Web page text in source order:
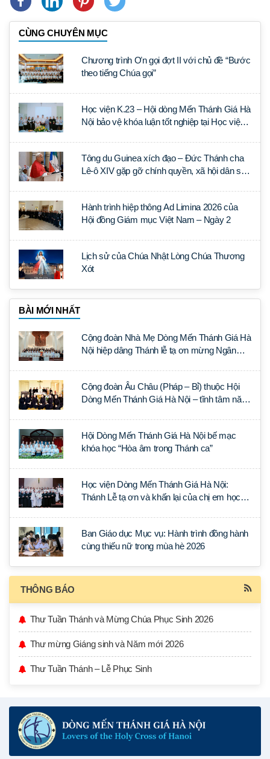
CÙNG CHUYÊN MỤC
Chương trình Ơn gọi đợt II với chủ đề “Bước
theo tiếng Chúa gọi”
Học viện K.23 – Hội dòng Mến Thánh Giá Hà
Nội bảo vệ khóa luận tốt nghiệp tại Học viện
Tông du Guinea xích đạo – Đức Thánh cha
Lê-ô XIV gặp gỡ chính quyền, xã hội dân sự
Hành trình hiệp thông Ad Limina 2026 của
Hội đồng Giám mục Việt Nam – Ngày 2
Lịch sử của Chúa Nhật Lòng Chúa Thương
Xót
BÀI MỚI NHẤT
Cộng đoàn Nhà Mẹ Dòng Mến Thánh Giá Hà
Nội hiệp dâng Thánh lễ tạ ơn mừng Ngân
Cộng đoàn Âu Châu (Pháp – Bỉ) thuộc Hội
Dòng Mến Thánh Giá Hà Nội – tĩnh tâm năm
Hội Dòng Mến Thánh Giá Hà Nội bế mạc
khóa học “Hòa âm trong Thánh ca”
Học viện Dòng Mến Thánh Giá Hà Nội:
Thánh Lễ tạ ơn và khấn lại của chị em học
Ban Giáo dục Mục vụ: Hành trình đồng hành
cùng thiếu nữ trong mùa hè 2026
THÔNG BÁO
Thư Tuần Thánh và Mừng Chúa Phục Sinh 2026
Thư mừng Giáng sinh và Năm mới 2026
Thư Tuần Thánh – Lễ Phục Sinh